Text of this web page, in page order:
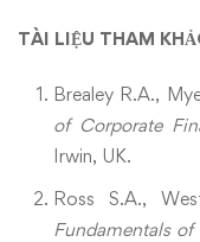
TÀI LIỆU THAM
Brealey R.A.,
of Corporate
Irwin, UK.
Ross S.A.,
Fundamentals of